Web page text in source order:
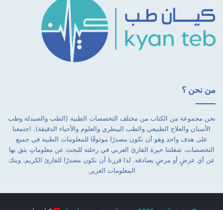
من نحن ؟
نحن مجموعة من الكتاب من مختلف التخصصات الطبية (الطب والصيدلة وطب
الأسنان والعلاج الطبيعي والطب البيطري والعلوم والأحياء الدقيقة). اجتمعنا
على هدف واحد وهو أن نكون مصدرًا موثوقًا للمعلومات الطبية في جميع
التخصصات. شغلتنا حيرة القارئ العربي في رحلته للبحث عن معلوماتٍ يثق بها
عن أي عرضٍ أو مرضٍ يصادفه. لذا قررنا أن نكون مصدرًا للقارئ الكريم، وبنك
المعلومات الغزير.